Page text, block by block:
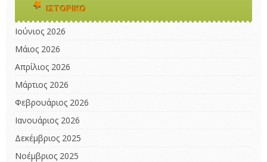
ΙΣΤΟΡΙΚΌ
Ιούνιος 2026
Μάιος 2026
Απρίλιος 2026
Μάρτιος 2026
Φεβρουάριος 2026
Ιανουάριος 2026
Δεκέμβριος 2025
Νοέμβριος 2025